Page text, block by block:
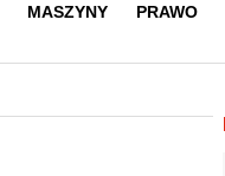
MASZYNY PRAWO